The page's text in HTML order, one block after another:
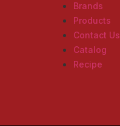
Brands
Products
Contact Us
Catalog
Recipe